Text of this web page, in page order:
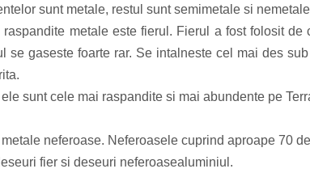
sunt metale, restul sunt semimetale si
metale este fierul. Fierul a fost folosit de
se gaseste foarte rar. Se intalneste cel mai des
sunt cele mai raspandite si mai abundente pe
neferoase. Neferoasele cuprind aproape 70
fier si deseuri neferoasealuminiul.